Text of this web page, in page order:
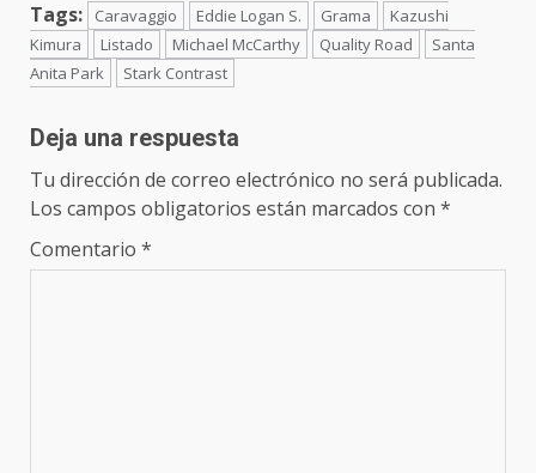
Tags: Caravaggio Eddie Logan S. Grama
Kazushi
Kimura
Listado Michael McCarthy Quality Road
Santa
Anita Park
Stark Contrast
Deja una respuesta
Tu dirección de correo electrónico no será publicada.
Los campos obligatorios están marcados con *
Comentario *